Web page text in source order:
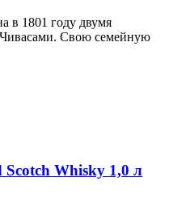
в 1801 году двумя
Свою семейную
Whisky 1,0 л